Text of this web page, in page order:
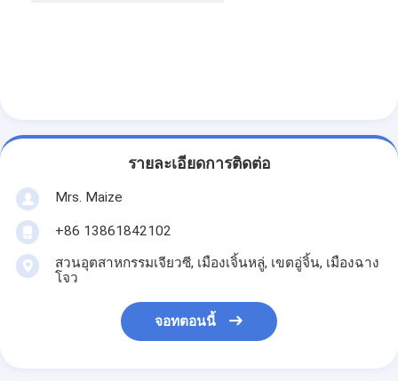
รายละเอียดการติดต่อ
Mrs. Maize
+86 13861842102
สวนอุตสาหกรรมเจียวซี, เมืองเจิ้นหลู่, เขตอู่จิ้น, เมืองฉาง
โจว
จอทตอนนี้